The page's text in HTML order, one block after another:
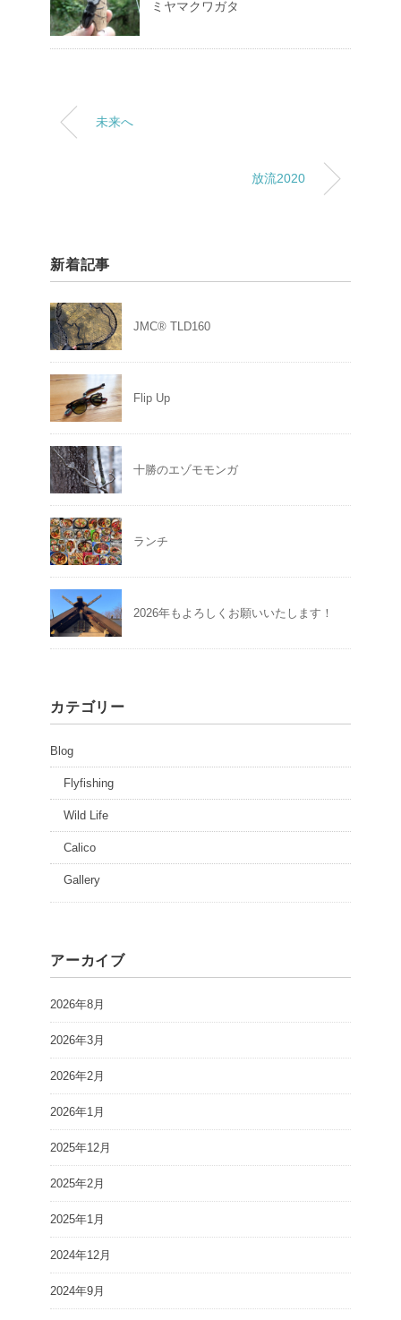
ミヤマクワガタ
未来へ
放流2020
新着記事
JMC® TLD160
Flip Up
十勝のエゾモモンガ
ランチ
2026年もよろしくお願いいたします！
カテゴリー
Blog
Flyfishing
Wild Life
Calico
Gallery
アーカイブ
2026年8月
2026年3月
2026年2月
2026年1月
2025年12月
2025年2月
2025年1月
2024年12月
2024年9月